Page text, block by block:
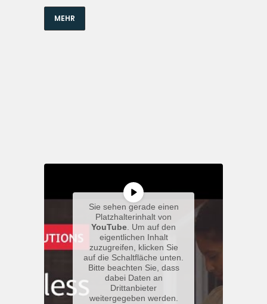
MEHR
Sie sehen gerade einen
Platzhalterinhalt von
YouTube. Um auf den
eigentlichen Inhalt
zuzugreifen, klicken Sie
auf die Schaltfläche unten.
Bitte beachten Sie, dass
dabei Daten an
Drittanbieter
weitergegeben werden.